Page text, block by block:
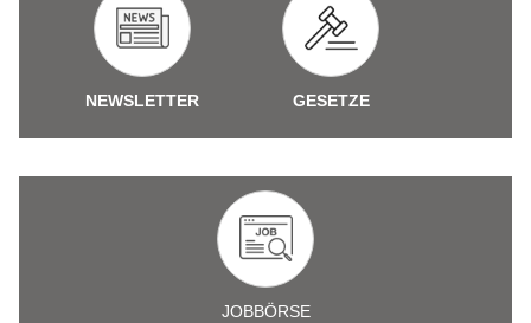
NEWSLETTER GESETZE
JOBBÖRSE